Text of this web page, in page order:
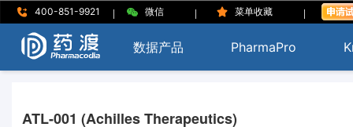
400-851-9921 | 微信 | 菜单收藏 |
数据产品 PharmaPro
ATL-001 (Achilles Therapeutics)